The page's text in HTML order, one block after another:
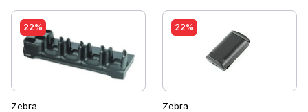
22%
Zebra
22%
Zebra